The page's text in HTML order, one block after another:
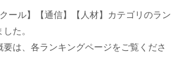
ール】【通信】【人材】カテゴリのラン
た。
は、各ランキングページをご覧くださ